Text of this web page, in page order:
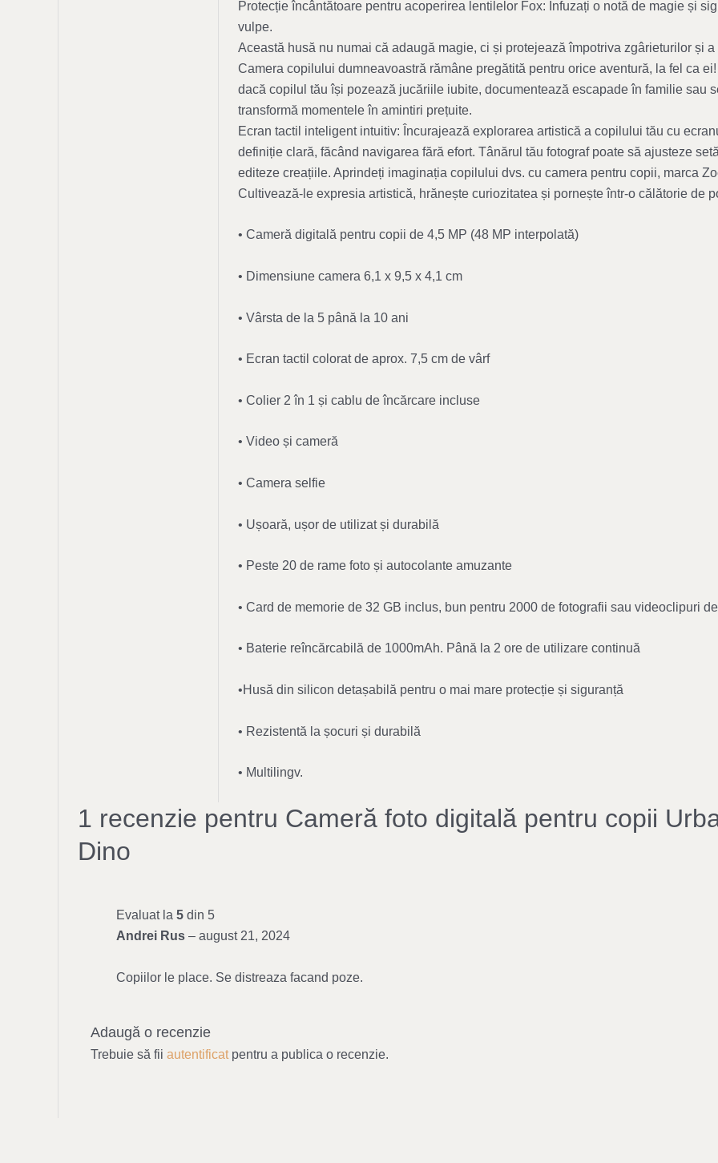
Protecție încântătoare pentru acoperirea lentilelor Fox: Infuzați o notă de magie și
vulpe.
Această husă nu numai că adaugă magie, ci și protejează împotriva zgârieturilor și
Camera copilului dumneavoastră rămâne pregătită pentru orice aventură, la fel ca
dacă copilul tău își pozează jucăriile iubite, documentează escapade în familie sau
transformă momentele în amintiri prețuite.
Ecran tactil inteligent intuitiv: Încurajează explorarea artistică a copilului tău cu
definiție clară, făcând navigarea fără efort. Tânărul tău fotograf poate să ajusteze
editeze creațiile. Aprindeți imaginația copilului dvs. cu camera pentru copii, marca
Cultivează-le expresia artistică, hrănește curiozitatea și pornește într-o călătorie de
• Cameră digitală pentru copii de 4,5 MP (48 MP interpolată)
• Dimensiune camera 6,1 x 9,5 x 4,1 cm
• Vârsta de la 5 până la 10 ani
• Ecran tactil colorat de aprox. 7,5 cm de vârf
• Colier 2 în 1 și cablu de încărcare incluse
• Video și cameră
• Camera selfie
• Ușoară, ușor de utilizat și durabilă
• Peste 20 de rame foto și autocolante amuzante
• Card de memorie de 32 GB inclus, bun pentru 2000 de fotografii sau videoclipuri
• Baterie reîncărcabilă de 1000mAh. Până la 2 ore de utilizare continuă
•Husă din silicon detașabilă pentru o mai mare protecție și siguranță
• Rezistentă la șocuri și durabilă
• Multilingv.
1 recenzie pentru Cameră foto digitală pentru copii
Dino
Evaluat la 5 din 5
Andrei Rus – august 21, 2024
Copiilor le place. Se distreaza facand poze.
Adaugă o recenzie
Trebuie să fii autentificatpentru a publica o recenzie.